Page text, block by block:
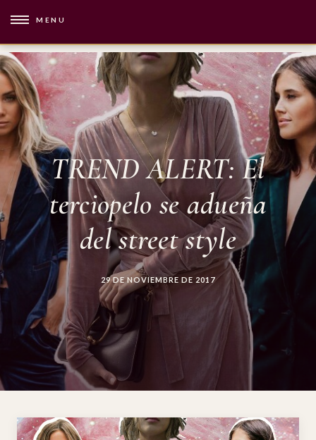
MENU
TREND ALERT: El
terciopelo se adueña
del street style
29 DE NOVIEMBRE DE 2017